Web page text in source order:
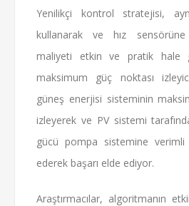
Yenilikçi kontrol stratejisi,
kullanarak ve hız
maliyeti etkin ve pratik hale
maksimum güç noktası
güneş enerjisi sisteminin
izleyerek ve PV sistemi
gücü pompa sistemine
ederek başarı elde ediyor.
Araştırmacılar, algoritmanın